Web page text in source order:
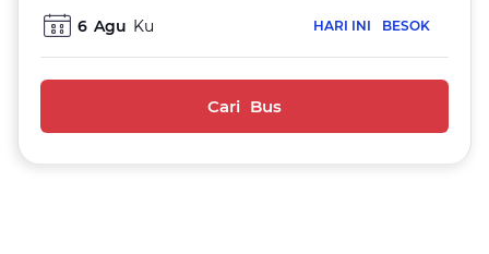
6 Agu Ku HARI INI BESOK
Cari Bus